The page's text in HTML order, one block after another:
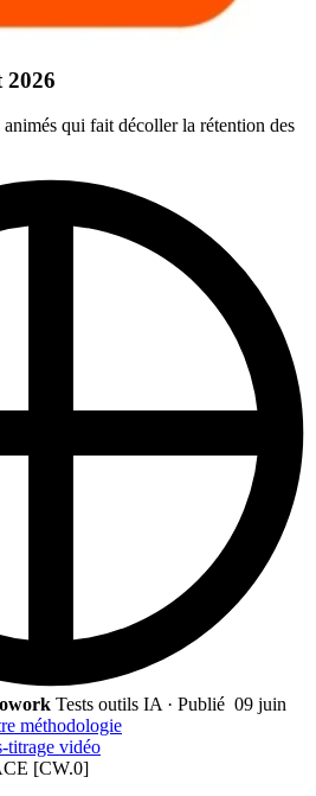
2026
qui fait décoller la rétention des
Tests outils IA · Publié 09 juin
méthodologie
titrage vidéo
[CW.0]